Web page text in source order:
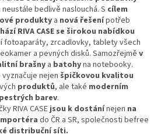
bedlivě naslouchá. S cílem
produkty a nová řešenípotřeb
RIVA CASE se širokou nabídkou
fotoaparáty, zrcadlovky, tablety všech
a pevných disků. Samozřejmě v
brašny a batohyna notebooky.
vyznačuje nejen špičkovou kvalitou
produktů, ale také moderním
pestrých barev.
RIVA CASEjsou k dostánínejen na
do ČR a SR, společnosti befree
distribuční síti.